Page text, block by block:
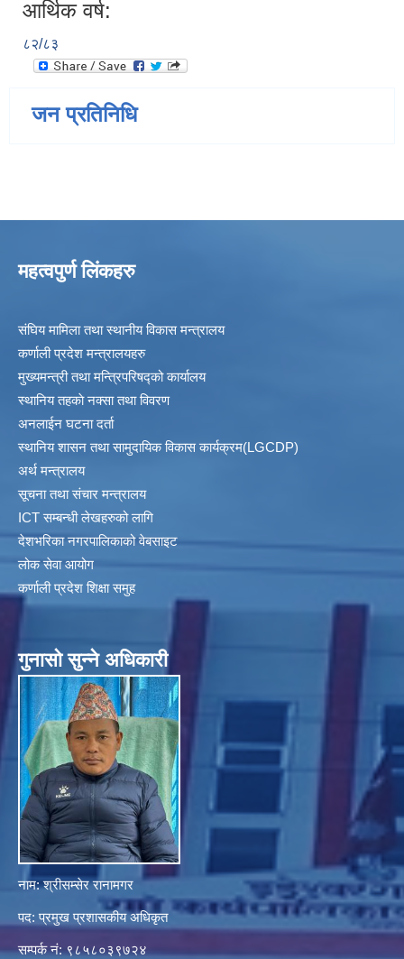
आर्थिक वर्ष:
८२/८३
जन प्रतिनिधि
महत्वपुर्ण लिंकहरु
संघिय मामिला तथा स्थानीय विकास मन्त्रालय
कर्णाली प्रदेश मन्त्रालयहरु
मुख्यमन्त्री तथा मन्त्रिपरिषद्को कार्यालय
स्थानिय तहकाे नक्सा तथा विवरण
अनलाईन घटना दर्ता
स्थानिय शासन तथा सामुदायिक विकास कार्यक्रम(LGCDP)
अर्थ मन्त्रालय
सूचना तथा संचार मन्त्रालय
ICT सम्बन्धी लेखहरुको लागि
देशभरिका नगरपालिकाको वेबसाइट
लोक सेवा आयोग
कर्णाली प्रदेश शिक्षा समुह
गुनासाे सुन्ने अधिकारी
नाम: श्रीसम्सेर रानामगर
पद: प्रमुख प्रशासकीय अधिकृत
सम्पर्क नं: ९८५८०३९७२४